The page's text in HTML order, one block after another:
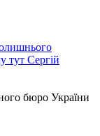
тут Сергій
бюро України